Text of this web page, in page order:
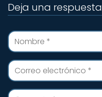
Deja una respuesta